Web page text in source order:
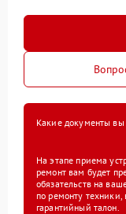
Какие документы вы
На этапе приема
ремонт вам будет
обязательств на
по ремонту
гарантийный талон.